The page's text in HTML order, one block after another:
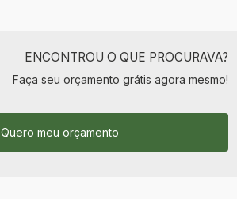
ENCONTROU O QUE PROCURAVA?
Faça seu orçamento grátis agora mesmo!
Quero meu orçamento